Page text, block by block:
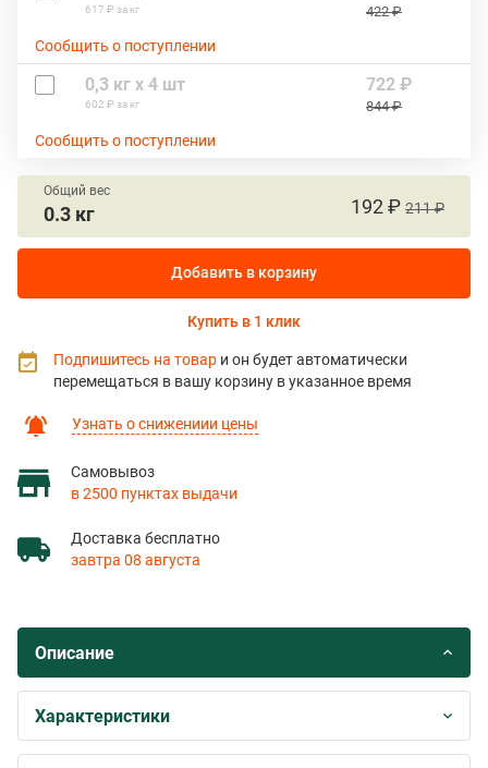
617 ₽ за кг 422 ₽
Сообщить о поступлении
0,3 кг х 4 шт
602 ₽ за кг
722 ₽
844 ₽
Сообщить о поступлении
Узнать о снижениии цены
Самовывоз
в 2500 пунктах выдачи
Доставка бесплатно
завтра 08 августа
Общий вес
0.3 кг 192 ₽ 211 ₽
Добавить в корзину
Купить в 1 клик
Подпишитесь на товар и он будет автоматически
перемещаться в вашу корзину в указанное время
Описание
Характеристики